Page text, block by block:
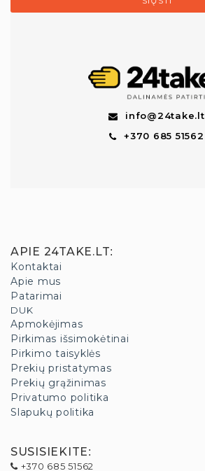
info@24take.lt
+370 685 51562
APIE 24TAKE.LT:
Kontaktai
Apie mus
Patarimai
DUK
Apmokėjimas
Pirkimas išsimokėtinai
Pirkimo taisyklės
Prekių pristatymas
Prekių grąžinimas
Privatumo politika
Slapukų politika
SUSISIEKITE:
+370 685 51562